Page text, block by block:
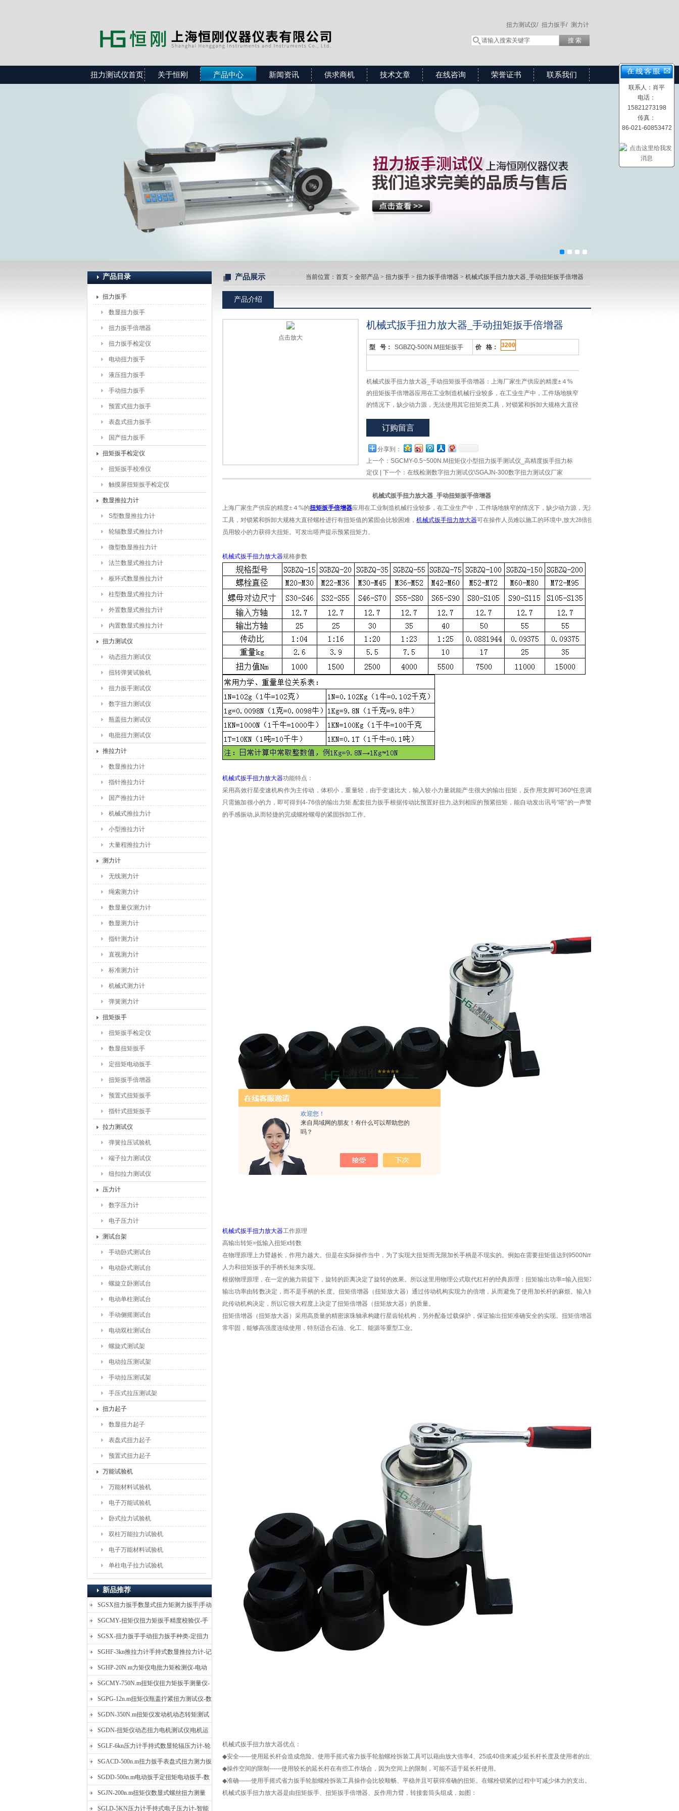
欢迎您！
来自局域网的朋友！有什么可以帮助您的
吗？
测力计
扭力扳手/
扭力测试仪/
扭力测试仪首页 关于恒刚 产品中心 新闻资讯 供求商机 技术文章 在线咨询 荣誉证书 联系我们
产品目录
扭力扳手
数显扭力扳手
扭力扳手倍增器
扭力扳手检定仪
电动扭力扳手
液压扭力扳手
手动扭力扳手
预置式扭力扳手
表盘式扭力扳手
国产扭力扳手
扭矩扳手检定仪
扭矩扳手校准仪
触摸屏扭矩扳手检定仪
数显推拉力计
S型数显推拉力计
轮辐数显式推拉力计
微型数显推拉力计
法兰数显式推拉力计
板环式数显推拉力计
柱型数显式推拉力计
外置数显式推拉力计
内置数显式推拉力计
扭力测试仪
动态扭力测试仪
扭转弹簧试验机
扭力扳手测试仪
数字扭力测试仪
瓶盖扭力测试仪
电批扭力测试仪
推拉力计
数显推拉力计
指针推拉力计
国产推拉力计
机械式推拉力计
小型推拉力计
大量程推拉力计
测力计
无线测力计
绳索测力计
数显量仪测力计
数显测力计
指针测力计
直视测力计
标准测力计
机械式测力计
弹簧测力计
扭矩扳手
扭矩扳手检定仪
数显扭矩扳手
定扭矩电动扳手
扭矩扳手倍增器
预置式扭矩扳手
指针式扭矩扳手
拉力测试仪
弹簧拉压试验机
端子拉力测试仪
纽扣拉力测试仪
压力计
数字压力计
电子压力计
测试台架
手动卧式测试台
电动卧式测试台
螺旋立卧测试台
电动单柱测试台
手动侧摇测试台
电动双柱测试台
螺旋式测试架
电动拉压测试架
手动拉压测试架
手压式拉压测试架
扭力起子
数显扭力起子
表盘式扭力起子
预置式扭力起子
万能试验机
万能材料试验机
电子万能试验机
卧式拉力试验机
双柱万能拉力试验机
电子万能材料试验机
单柱电子拉力试验机
新品推荐
SGSX扭力扳手数显式扭力矩测力扳手|手动
定扭矩检测扳手
SGCMY-扭矩仪扭力矩扳手精度校验仪-手
动扳子扭矩校准仪
SGSX-扭力扳手手动扭力扳手种类-定扭力
矩检测扳手价格
SGHF-3kn推拉力计手持式数显推拉力计-记
忆数据拉压力测力计
SGHP-20N.m力矩仪电批力矩检测仪-电动
螺丝批扭力矩测试仪
SGCMY-750N.m扭矩仪扭力矩扳手测量仪-
校准扳手扭力精度测试仪
SGPG-12n.m扭矩仪瓶盖拧紧扭力测试仪-数
显式瓶盖扭力矩仪
SGDN-350N.m扭矩仪发动机动态转矩测试
仪-动态电机扭矩测量仪
SGDN-扭矩仪动态扭力电机测试仪|电机运
转摩擦力扭矩仪
SGLF-6kn压力计手持式数显轮辐压力计-轮
辐称重压力测力计
SGACD-500n.m扭力扳手表盘式扭力测力扳
手-表盘扭力矩检测扳手
SGDD-500n.m电动扳手定扭矩电动扳手-数
显式电动定扭力矩扳手
SGJN-200n.m扭矩仪数显式螺丝扭力测量
仪-螺栓扭力矩测试仪
SGLD-5KN压力计手持式电子压力计-智能
产品展示 当前位置： 首页 > 全部产品 > 扭力扳手 > 扭力扳手倍增器 > 机械式扳手扭力放大器_手动扭矩扳手倍增器
产品介绍
点击放大
机械式扳手扭力放大器_手动扭矩扳手倍增器
型 号： SGBZQ-500N.M扭矩扳手 价 格： 3200
机械式扳手扭力放大器_手动扭矩扳手倍增器：上海厂家生产供应的精度±４%
的扭矩扳手倍增器应用在工业制造机械行业较多，在工业生产中，工件场地狭窄
的情况下，缺少动力源，无法使用其它扭矩类工具，对锁紧和拆卸大规格大直径
施工的环境中,放大28倍扭矩力，使操作人员用较小的力获得大扭矩。可发出嗒
订购留言
分享到：
上一个： SGCMY-0.5~500N.M扭矩仪小型扭力扳手测试仪_高精度扳手扭力标
定仪 | 下一个： 在线检测数字扭力测试仪\SGAJN-300数字扭力测试仪厂家
机械式扳手扭力放大器_手动扭矩扳手倍增器
上海厂家生产供应的精度±４%的扭矩扳手倍增器应用在工业制造机械行业较多，在工业生产中，工件场地狭窄的情况下，缺少动力源，无法使用其它扭矩类
工具，对锁紧和拆卸大规格大直径螺栓进行有扭矩值的紧固会比较困难， 机械式扳手扭力放大器可在操作人员难以施工的环境中,放大28倍扭矩力，使操作人
员用较小的力获得大扭矩。可发出嗒声提示预紧扭矩力。
机械式扳手扭力放大器规格参数
机械式扳手扭力放大器功能特点：
采用高效行星变速机构作为主传动，体积小，重量轻，由于变速比大，输入较小力量就能产生很大的输出扭矩，反作用支脚可360º任意调换位置；操作人员
只需施加很小的力，即可得到 4-76倍的输出力矩.配套扭力扳手根据传动比预置好扭力,达到相应的预紧扭矩，能自动发出讯号“嗒"的一声警报，同时伴有明显
的手感振动,从而轻捷的完成螺栓螺母的紧固拆卸工作。
机械式扳手扭力放大器工作原理
高输出转矩=低输入扭矩x转数
在物理原理上力臂越长，作用力越大。但是在实际操作当中，为了实现大扭矩而无限加长手柄是不现实的。例如在需要扭矩值达到 9500Nm
人力和扭矩扳手的手柄长短来实现。
根据物理原理，在一定的施力前提下，旋转的距离决定了旋转的效果。所以这里用物理公式取代杠杆的经典原理：扭矩输出功率=输入扭矩X
输出功率由转数决定，而不是手柄的长度。扭矩倍增器（扭矩放大器）通过传动机构实现力的倍增，从而避免了使用加长杆的麻烦。输入输出扭矩的倍数*由
此传动机构决定，所以它很大程度上决定了扭矩倍增器（扭矩放大器）的质量。
扭矩倍增器（扭矩放大器）采用高质量的精密滚珠轴承构建行星齿轮机构，另外配备过载保护，保证输出扭矩准确安全的实现。扭矩倍增器（扭矩放大器）非
常牢固，能够高强度连续使用，特别适合石油、化工、能源等重型工业。
机械式扳手扭力放大器优点：
◆安全------使用延长杆会造成危险。使用手摇式省力扳手轮胎螺栓拆装工具可以藉由放大倍率4、 25或40倍来减少延长杆长度及使用者的出力。
◆操作空间的限制 ------使用较长的延长杆在有些工作场合，因为空间上的限制，可能不适于延长杆使用。
◆准确------使用手摇式省力扳手轮胎螺栓拆装工具操作会比较顺畅、平稳并且可获得准确的扭矩。在螺栓锁紧的过程中可减少体力的支出。
机械式扳手扭力放大器是由扭矩扳手、 扭矩扳手倍增器、反作用力臂，转接套筒头组成，如图：
联系人：肖平
电话：
15821273198
传真：
86-021-60853472